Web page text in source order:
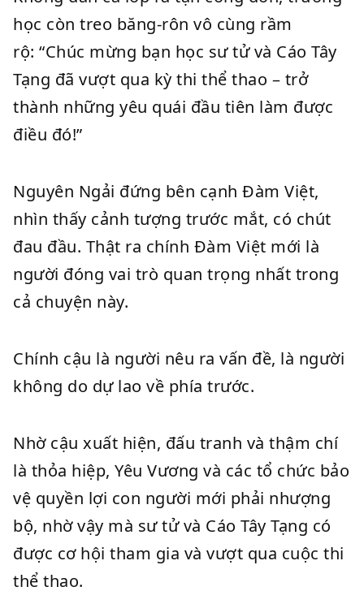
học còn treo băng-rôn vô cùng rầm
rộ: “Chúc mừng bạn học sư tử và Cáo Tây
Tạng đã vượt qua kỳ thi thể thao – trở
thành những yêu quái đầu tiên làm được
điều đó!”
Nguyên Ngải đứng bên cạnh Đàm Việt,
nhìn thấy cảnh tượng trước mắt, có chút
đau đầu. Thật ra chính Đàm Việt mới là
người đóng vai trò quan trọng nhất trong
cả chuyện này.
Chính cậu là người nêu ra vấn đề, là người
không do dự lao về phía trước.
Nhờ cậu xuất hiện, đấu tranh và thậm chí
là thỏa hiệp, Yêu Vương và các tổ chức bảo
vệ quyền lợi con người mới phải nhượng
bộ, nhờ vậy mà sư tử và Cáo Tây Tạng có
được cơ hội tham gia và vượt qua cuộc thi
thể thao.